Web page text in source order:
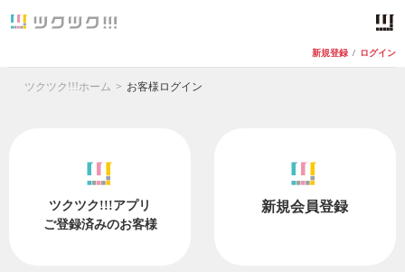
新規登録 / ログイン
ツクツク!!!ホーム お客様ログイン
ツクツク!!!アプリ
ご登録済みのお客様
新規会員登録